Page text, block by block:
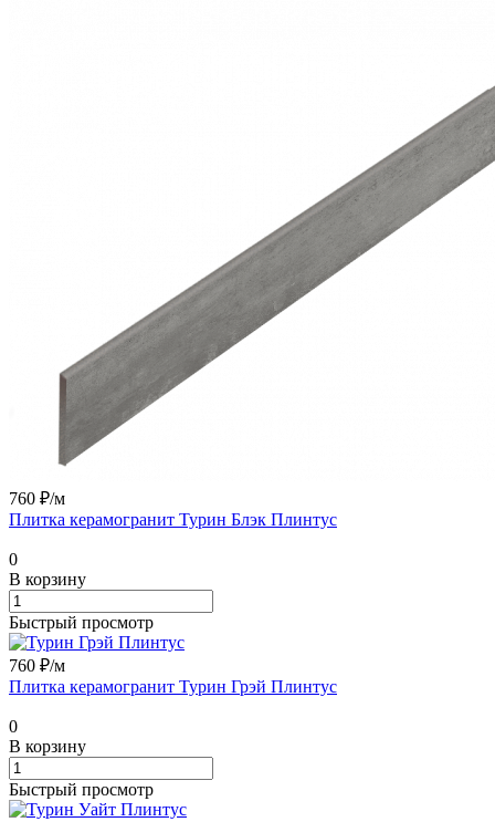
760 ₽/м
Плитка керамогранит Турин Блэк Плинтус
0
В корзину
Быстрый просмотр
760 ₽/м
Плитка керамогранит Турин Грэй Плинтус
0
В корзину
Быстрый просмотр